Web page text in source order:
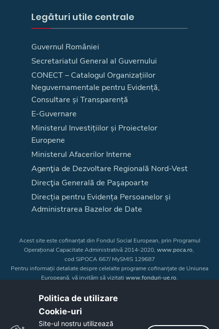
Legături utile centrale
Guvernul României
Secretariatul General al Guvernului
CONECT – Catalogul Organizațiilor
Neguvernamentale pentru Evidență,
Consultare și Transparență
E-Guvernare
Ministerul Investițiilor și Proiectelor
Europene
Ministerul Afacerilor Interne
Agenţia de Dezvoltare Regională Nord-Vest
Direcţia Generală de Paşapoarte
Direcția pentru Evidența Persoanelor și
Administrarea Bazelor de Date
Acest site este cofinanțat din Fondul Social European, prin Programul
Operațional Capacitate Administrativă 2014-2020, www.poca.ro,
cod SIPOCA 667/ MySMIS 129687
Pentru informații detaliate despre celelalte programe cofinanțate de Uniunea
Europeană, vă invităm să vizitați www.fonduri-ue.ro.
a Uniunii Europene. Întreaga responsabilitate asupra
Politica de utilizare
Cookie-uri‎
Site-ul nostru utilizează